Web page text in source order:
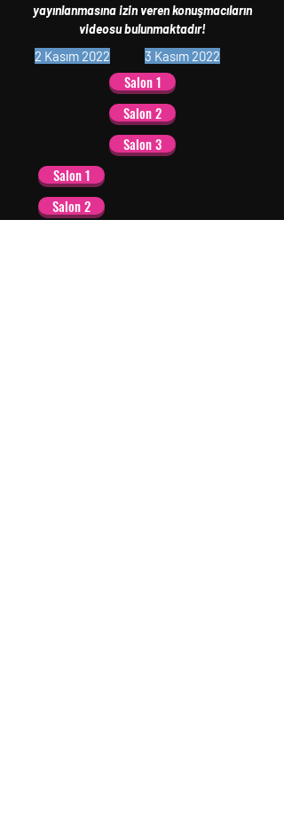
yayınlanmasına izin veren konuşmacıların
videosu bulunmaktadır!
2 Kasım 2022 3 Kasım 2022
Salon 1
Salon 2
Salon 3
Salon 1
Salon 2